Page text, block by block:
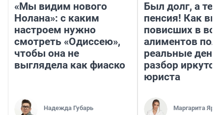
«Мы видим нового
Нолана»: с каким
настроем нужно
смотреть «Одиссею»,
чтобы она не
выглядела как фиаско
Надежда Губарь
Был долг, а
пенсия! Как
повисших в
алиментов
реальные
разбор
юриста
Маргарита